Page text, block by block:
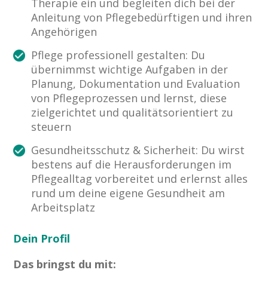
Therapie ein und begleiten dich bei der
Anleitung von Pflegebedürftigen und ihren
Angehörigen
Pflege professionell gestalten: Du
übernimmst wichtige Aufgaben in der
Planung, Dokumentation und Evaluation
von Pflegeprozessen und lernst, diese
zielgerichtet und qualitätsorientiert zu
steuern
Gesundheitsschutz & Sicherheit: Du wirst
bestens auf die Herausforderungen im
Pflegealltag vorbereitet und erlernst alles
rund um deine eigene Gesundheit am
Arbeitsplatz
Dein Profil
Das bringst du mit: